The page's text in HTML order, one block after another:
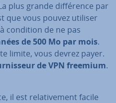
plus grande dif­fé­rence par
que vous pouvez utiliser
condition de ne pas
de 500 Mo par mois.
limite, vous devrez payer.
de VPN freemium.
il est re­la­ti­ve­ment facile